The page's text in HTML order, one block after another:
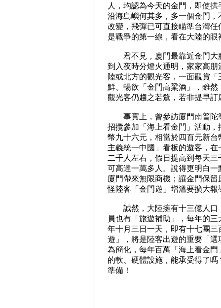
人，均認為今天的金門，即使
沿海島嶼何其多，多一個金門
改變，飛彈已可直接瞄準台灣
是戰爭的第一線，看在大陸的
君不見，廈門最靠近金門大
到入夜時分燈火通明，家家高
陸或北方的觀光客，一面觀賞
鮮、暢飲「金門高粱酒」，雖
觀光客仍趨之若鶩，若非提早
事實上，曾參訪廈門南普陀
招攬參加「海上看金門」活動
幣九十六元，相當於四百元新
主義統一中國」看板的遊客，
二千人左右，假日提高到每天
可高達一萬多人。說得更明白
廈門帶來無限商機；讓金門保
怪陸客「金門遊」增溫要擴大
誠然，大陸擁有十三億人口
員也有「旅遊補助」，每年的
年十月三日一天，即有十七團
遊」，將是陸客出遊的重要「
為簡化，每年百萬「海上看金
的軟、硬體設施，能承受得了
準備！